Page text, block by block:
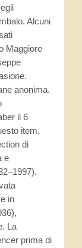
Alcuni
Maggiore
anonima.
il 6
item,
di
e
in
La
prima di